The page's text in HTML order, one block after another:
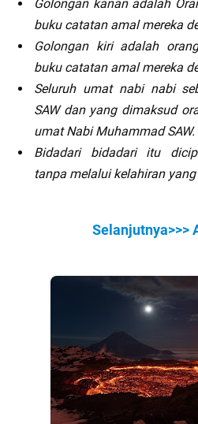
Golongan kanan adalah
buku catatan amal mereka
Golongan kiri adalah
buku catatan amal mereka
Seluruh umat nabi nabi
SAW dan yang dimaksud
umat Nabi Muhammad SAW.
Bidadari bidadari itu
tanpa melalui kelahiran
Selanjutnya>>>